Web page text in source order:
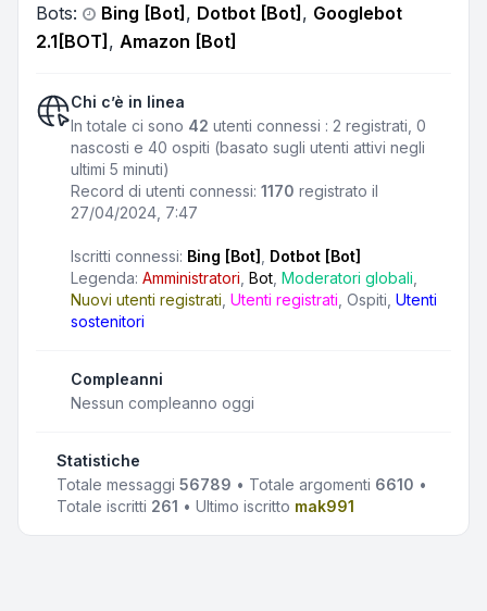
Bots:
Bing [Bot] , Dotbot [Bot] , Googlebot
2.1[BOT] , Amazon [Bot]
Chi c’è in linea
In totale ci sono 42 utenti connessi : 2 registrati, 0
nascosti e 40 ospiti (basato sugli utenti attivi negli
ultimi 5 minuti)
Record di utenti connessi: 1170 registrato il
27/04/2024, 7:47
Iscritti connessi: Bing [Bot] , Dotbot [Bot]
Legenda: Amministratori, Bot, Moderatori globali,
Nuovi utenti registrati, Utenti registrati, Ospiti, Utenti
sostenitori
Compleanni
Nessun compleanno oggi
Statistiche
Totale messaggi 56789 • Totale argomenti 6610 •
Totale iscritti 261 • Ultimo iscritto mak991